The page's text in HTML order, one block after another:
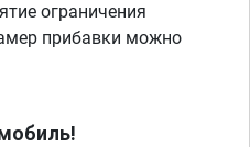
ограничения
прибавки можно